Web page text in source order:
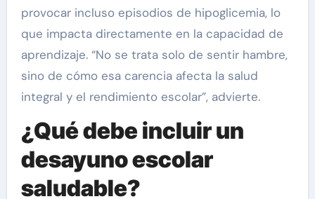
provocar incluso episodios de hipoglicemia, lo
que impacta directamente en la capacidad de
aprendizaje. “No se trata solo de sentir hambre,
sino de cómo esa carencia afecta la salud
integral y el rendimiento escolar”, advierte.
¿Qué debe incluir un
desayuno escolar
saludable?